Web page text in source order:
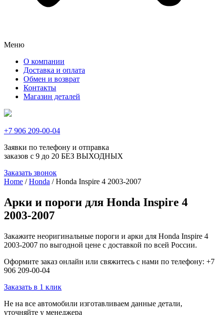
Меню
О компании
Доставка и оплата
Обмен и возврат
Контакты
Магазин деталей
+7 906 209-00-04
Заявки по телефону и отправка
заказов с 9 до 20 БЕЗ ВЫХОДНЫХ
Заказать звонок
Home /Honda / Honda Inspire 4 2003-2007
Арки и пороги для Honda Inspire 4
2003-2007
Закажите неоригинальные пороги и арки для Honda Inspire 4
2003-2007 по выгодной цене с доставкой по всей России.
Оформите заказ онлайн или свяжитесь с нами по телефону: +7
906 209-00-04
Заказать в 1 клик
Не на все автомобили изготавливаем данные детали,
уточняйте у менеджера